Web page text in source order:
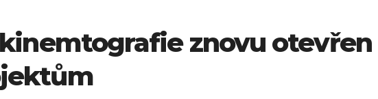
znovu otevřen